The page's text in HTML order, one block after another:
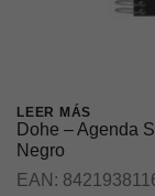
LEER MÁS
Dohe – Agenda
Negro
EAN: